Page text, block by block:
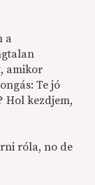
a
amikor
Te jó
Hol kezdjem,
róla, no de